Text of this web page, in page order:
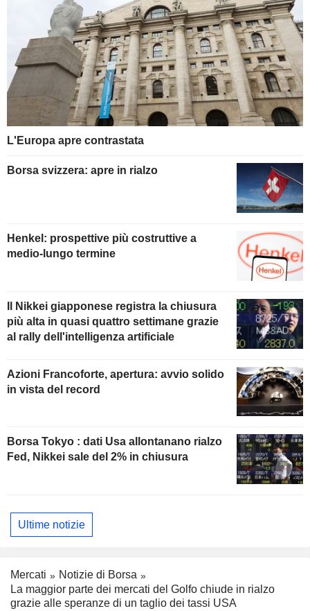
L'Europa apre contrastata
Borsa svizzera: apre in rialzo
Henkel: prospettive più costruttive a
medio-lungo termine
Il Nikkei giapponese registra la chiusura
più alta in quasi quattro settimane grazie
al rally dell'intelligenza artificiale
Azioni Francoforte, apertura: avvio solido
in vista del record
Borsa Tokyo : dati Usa allontanano rialzo
Fed, Nikkei sale del 2% in chiusura
Ultime notizie
Mercati
Notizie di Borsa
La maggior parte dei mercati del Golfo chiude in rialzo
grazie alle speranze di un taglio dei tassi USA